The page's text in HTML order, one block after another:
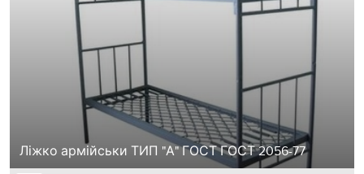
Ліжко армійськи ТИП "А" ГОСТ ГОСТ 2056-77